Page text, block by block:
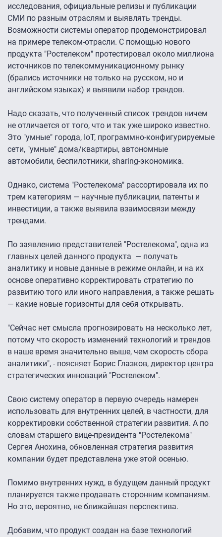
исследования, официальные релизы и публикации
СМИ по разным отраслям и выявлять тренды.
Возможности системы оператор продемонстрировал
на примере телеком-отрасли. С помощью нового
продукта "Ростелеком" протестировал около миллиона
источников по телекоммуникационному рынку
(брались источники не только на русском, но и
английском языках) и выявили набор трендов.
Надо сказать, что полученный список трендов ничем
не отличается от того, что и так уже широко известно.
Это "умные" города, IoT, программно-конфигурируемые
сети, "умные" дома/квартиры, автономные
автомобили, беспилотники, sharing-экономика.
Однако, система "Ростелекома" рассортировала их по
трем категориям — научные публикации, патенты и
инвестиции, а также выявила взаимосвязи между
трендами.
По заявлению представителей "Ростелекома", одна из
главных целей данного продукта — получать
аналитику и новые данные в режиме онлайн, и на их
основе оперативно корректировать стратегию по
развитию того или иного направления, а также решать
— какие новые горизонты для себя открывать.
"Сейчас нет смысла прогнозировать на несколько лет,
потому что скорость изменений технологий и трендов
в наше время значительно выше, чем скорость сбора
аналитики", - поясняет Борис Глазков, директор центра
стратегических инноваций "Ростелеком".
Свою систему оператор в первую очередь намерен
использовать для внутренних целей, в частности, для
корректировки собственной стратегии развития. А по
словам старшего вице-президента "Ростелекома"
Сергея Анохина, обновленная стратегия развития
компании будет представлена уже этой осенью.
Помимо внутренних нужд, в будущем данный продукт
планируется также продавать сторонним компаниям.
Но это, вероятно, не ближайшая перспектива.
Добавим, что продукт создан на базе технологий